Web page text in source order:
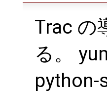
Trac の
る。